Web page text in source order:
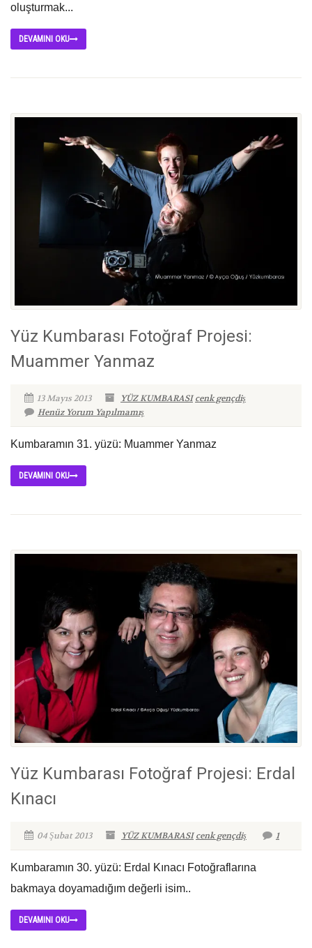
oluşturmak...
DEVAMINI OKU
Yüz Kumbarası Fotoğraf Projesi:
Muammer Yanmaz
13 Mayıs 2013 YÜZ KUMBARASI cenk gençdiş
Henüz Yorum Yapılmamış
Kumbaramın 31. yüzü: Muammer Yanmaz
DEVAMINI OKU
Yüz Kumbarası Fotoğraf Projesi: Erdal
Kınacı
04 Şubat 2013 YÜZ KUMBARASI cenk gençdiş 1
Kumbaramın 30. yüzü: Erdal Kınacı Fotoğraflarına
bakmaya doyamadığım değerli isim..
DEVAMINI OKU